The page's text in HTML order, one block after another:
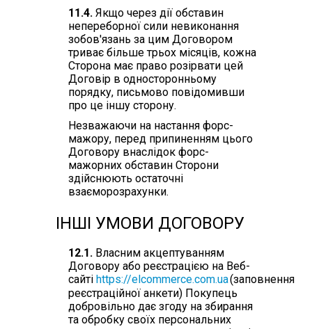
11.4. Якщо через дії обставин
непереборної сили невиконання
зобов'язань за цим Договором
триває більше трьох місяців, кожна
Сторона має право розірвати цей
Договір в односторонньому
порядку, письмово повідомивши
про це іншу сторону.
Незважаючи на настання форс-
мажору, перед припиненням цього
Договору внаслідок форс-
мажорних обставин Сторони
здійснюють остаточні
взаєморозрахунки.
ІНШІ УМОВИ ДОГОВОРУ
12.1. Власним акцептуванням
Договору або реєстрацією на Веб-
сайті https://elcommerce.com.ua(заповнення
реєстраційної анкети) Покупець
добровільно дає згоду на збирання
та обробку своїх персональних